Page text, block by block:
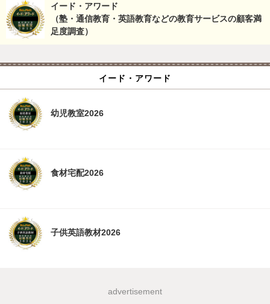
イード・アワード
（塾・通信教育・英語教育などの教育サービスの顧客満
足度調査）
イード・アワード
幼児教室2026
食材宅配2026
子供英語教材2026
advertisement